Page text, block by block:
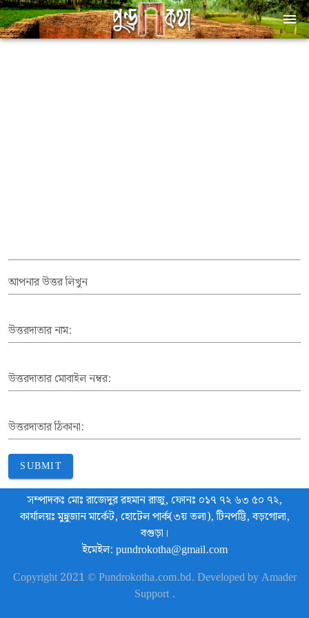
আপনার উত্তর লিখুন
উত্তরদাতার নাম:
উত্তরদাতার মোবাইল নম্বর:
উত্তরদাতার ঠিকানা:
SUBMIT
সম্পাদকঃ মোঃ রাজেদুর রহমান রাজু, ফোনঃ ০১৭ ৭২ ৬৩ ৫০ ৭২,
কার্যালয়ঃ মুন্নুজান মার্কেট, হোটেল পার্ক(৩য় তলা), টিনপট্টি, বড়গোলা,
বগুড়া।
ইমেইল: pundrokotha@gmail.com
Copyright 2021 © Pundrokotha.com.bd. Developed by Amader
Support .